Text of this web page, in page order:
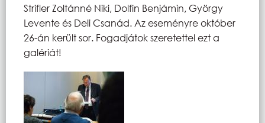
Strifler Zoltánné Niki, Dolfin Benjámin, György
Levente és Deli Csanád. Az eseményre október
26-án került sor. Fogadjátok szeretettel ezt a
galériát!